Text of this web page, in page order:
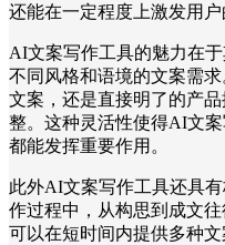
还能在一定程度上激发用户
AI文案写作工具的魅力在
不同风格和语境的文案需
文案，还是直接明了的产
整。这种灵活性使得AI文
都能发挥重要作用。
此外AI文案写作工具还具
作过程中，从构思到成文
可以在短时间内提供多种